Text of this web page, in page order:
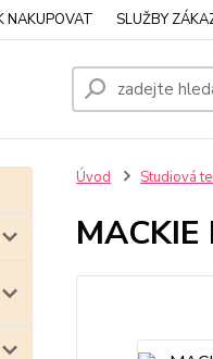
NAKUPOVAT SLUŽBY
Úvod Studiová